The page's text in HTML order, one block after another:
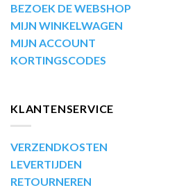
BEZOEK DE WEBSHOP
MIJN WINKELWAGEN
MIJN ACCOUNT
KORTINGSCODES
KLANTENSERVICE
VERZENDKOSTEN
LEVERTIJDEN
RETOURNEREN